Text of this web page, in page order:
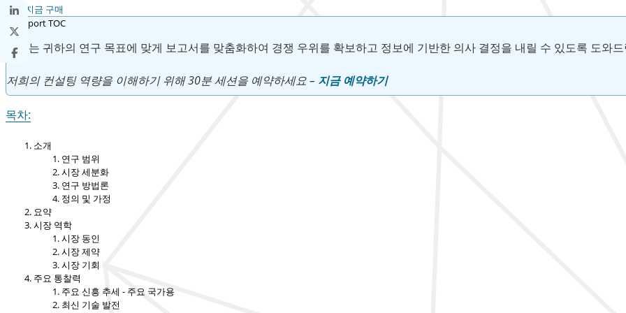
지금 구매
우리는 귀하의 연구 목표에 맞게 보고서를 맞춤화하여 경쟁 우위를 확보하고 정보에 기반한 의사 결정을 내릴 수 있도록 도와
저희의 컨설팅 역량을 이해하기 위해 30분 세션을 예약하세요 – 지금 예약하기
목차:
소개
연구 범위
시장 세분화
연구 방법론
정의 및 가정
요약
시장 역학
시장 동인
시장 제약
시장 기회
주요 통찰력
주요 신흥 추세 - 주요 국가용
최신 기술 발전